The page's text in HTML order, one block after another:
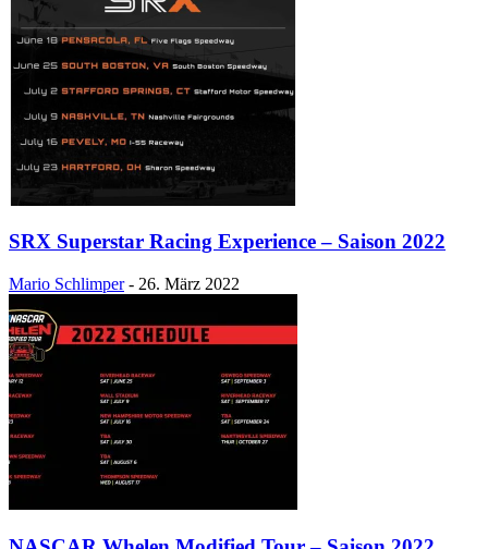
SRX Superstar Racing Experience – Saison 2022
Mario Schlimper - 26. März 2022